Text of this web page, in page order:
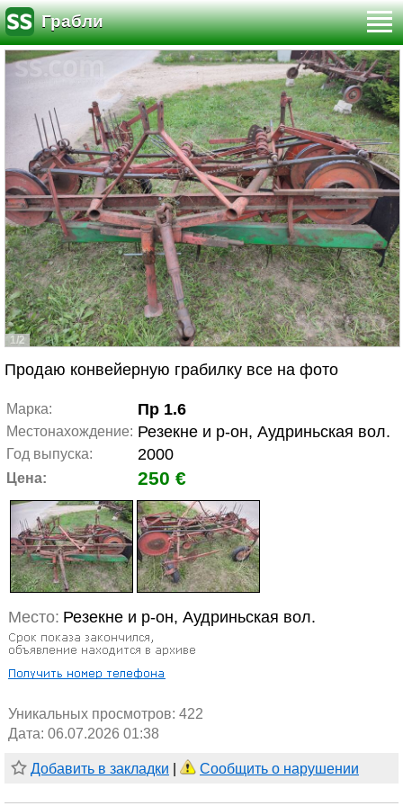
Грабли
1/2
Продаю конвейерную грабилку все на фото
Марка: Пр 1.6
Местонахождение: Резекне и р-он, Аудриньская вол.
Год выпуска: 2000
Цена: 250 €
Место: Резекне и р-он, Аудриньская вол.
Уникальных просмотров: 422
Дата: 06.07.2026 01:38
Добавить в закладки Сообщить о нарушении